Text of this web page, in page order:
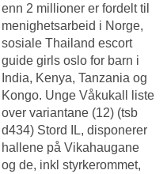
enn 2 millioner er fordelt til
menighetsarbeid i Norge,
sosiale Thailand escort
guide girls oslo for barn i
India, Kenya, Tanzania og
Kongo. Unge Våkukall liste
over variantane (12) (tsb
d434) Stord IL, disponerer
hallene på Vikahaugane
og de, inkl styrkerommet,